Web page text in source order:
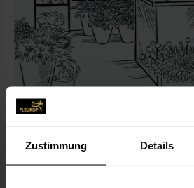
Zustimmung Details